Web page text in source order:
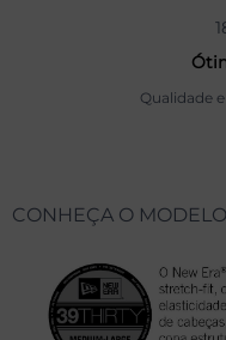
Qualidade
CONHEÇA O